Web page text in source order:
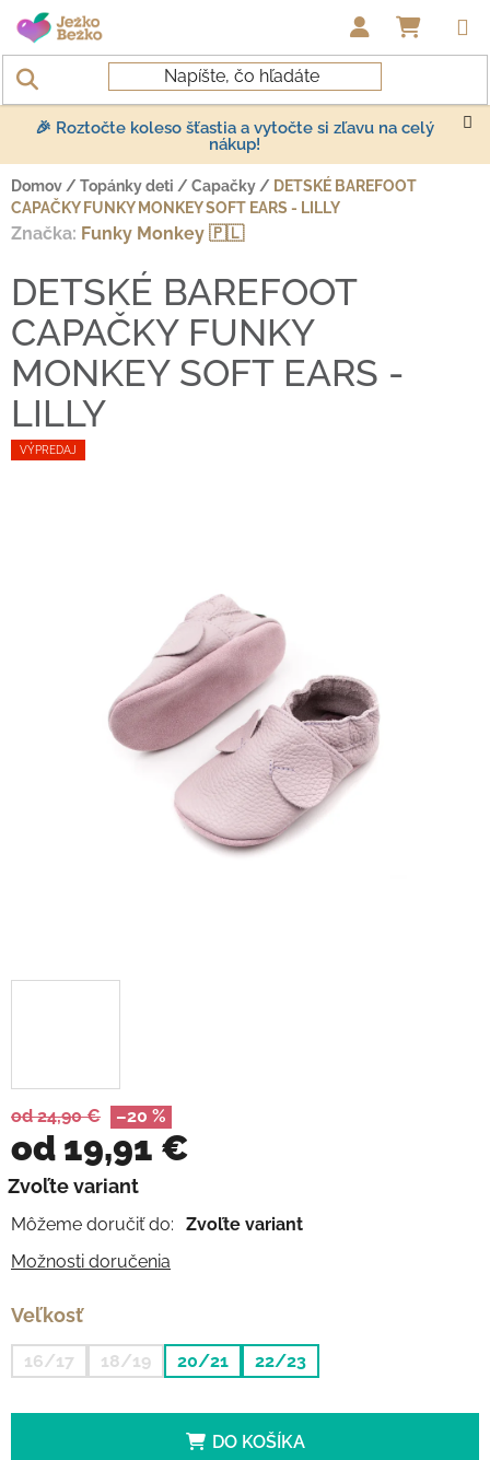
Prejsť na obsah
🎉 Roztočte koleso šťastia a vytočte si zľavu na celý
nákup!
Domov / Topánky deti / Capačky / DETSKÉ BAREFOOT
CAPAČKY FUNKY MONKEY SOFT EARS - LILLY
od 24,90 € –20 %
od 19,91 €
Jednotková cena:
Zvoľte variant
Môžeme doručiť do:
Zvoľte variant
Možnosti doručenia
Veľkosť
16/17 18/19 20/21 22/23
DO KOŠÍKA
VÝPREDAJ
DETSKÉ BAREFOOT
CAPAČKY FUNKY
MONKEY SOFT EARS -
LILLY
Značka: Funky Monkey 🇵🇱